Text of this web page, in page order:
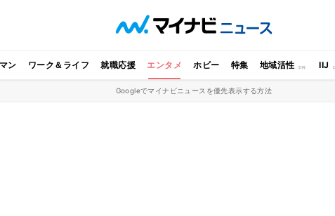
ン ワーク＆ライフ 就職応援 エンタメ ホビー 特集 地域活性 IIJ
Googleでマイナビニュースを優先表示する方法